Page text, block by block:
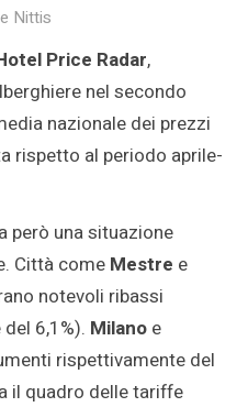
Nittis
Price Radar,
nel secondo
nazionale dei prezzi
rispetto al periodo aprile-
però una situazione
Città come Mestre e
notevoli ribassi
6,1%). Milano e
rispettivamente del
il quadro delle tariffe